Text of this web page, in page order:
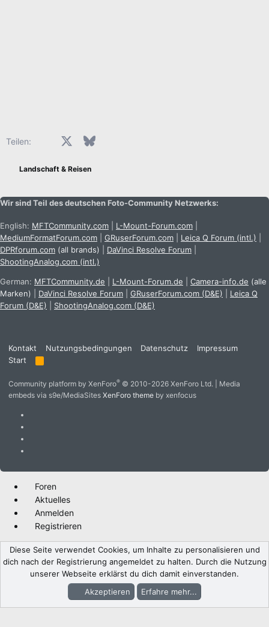
Teilen: FacebookX (Twitter)Bluesky
Landschaft & Reisen
Wir sind Teil des deutschen Foto-Community Netzwerks:
English: MFTCommunity.com L-Mount-Forum.com
MediumFormatForum.com
GRuserForum.com Leica Q Forum (intl.)
DPRforum.com (all brands) DaVinci Resolve Forum
ShootingAnalog.com (intl.)
German: MFTCommunity.de L-Mount-Forum.de Camera-info.de (alle
Marken)
DaVinci Resolve Forum GRuserForum.com (D&E)
Leica Q
Forum (D&E)
ShootingAnalog.com (D&E)
Kontakt Nutzungsbedingungen Datenschutz
Impressum
Start
R
S
Community platform by XenForo® © 2010-2026 XenForo Ltd.
Media
embeds via s9e/MediaSites XenForo theme by xenfocus
Foren
Aktuelles
Anmelden
Registrieren
Diese Seite verwendet Cookies, um Inhalte zu personalisieren und
dich nach der Registrierung angemeldet zu halten. Durch die Nutzung
unserer Webseite erklärst du dich damit einverstanden.
Akzeptieren
Erfahre mehr...